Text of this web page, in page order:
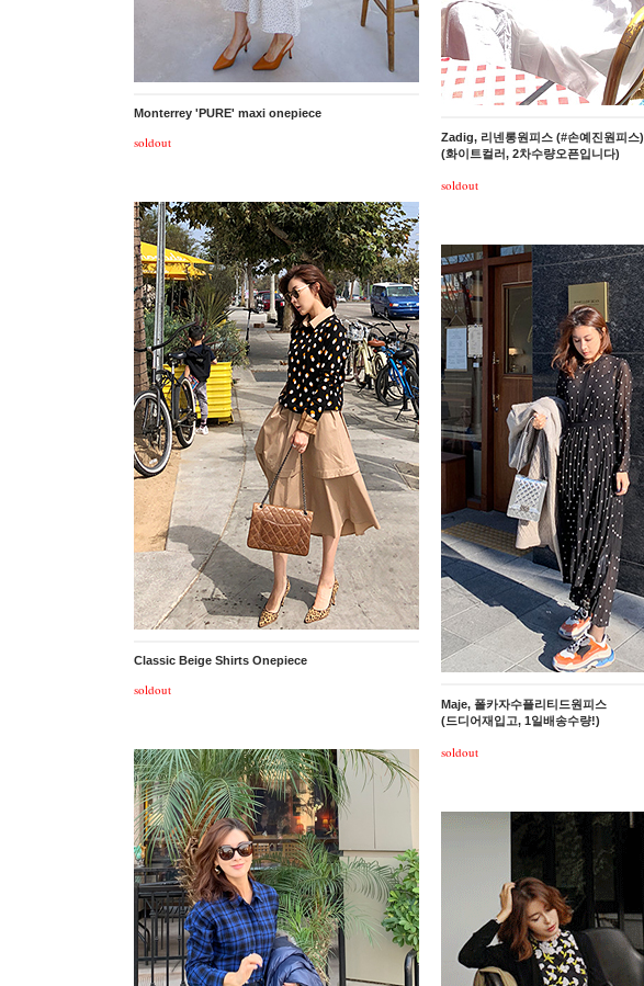
Monterrey 'PURE' maxi onepiece
soldout
Zadig, 리넨롱원피스 (#손예진원피스)
(화이트컬러, 2차수량오픈입니다)
soldout
Classic Beige Shirts Onepiece
soldout
Maje, 폴카자수플리티드원피스
(드디어재입고, 1일배송수량!)
soldout